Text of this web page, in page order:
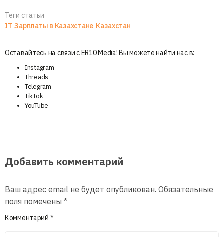
Теги статьи
IT Зарплаты в Казахстане Казахстан
Оставайтесь на связи с ER10 Media! Вы можете найти нас в:
Instagram
Threads
Telegram
TikTok
YouTube
Добавить комментарий
Ваш адрес email не будет опубликован. Обязательные
поля помечены *
Комментарий *